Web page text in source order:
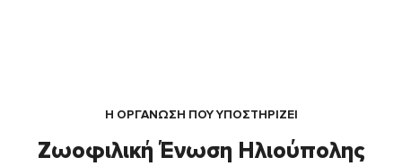
Η ΟΡΓΆΝΩΣΗ ΠΟΥ ΥΠΟΣΤΗΡΙΖΕΙ
Ζωοφιλική Ένωση Ηλιούπολης